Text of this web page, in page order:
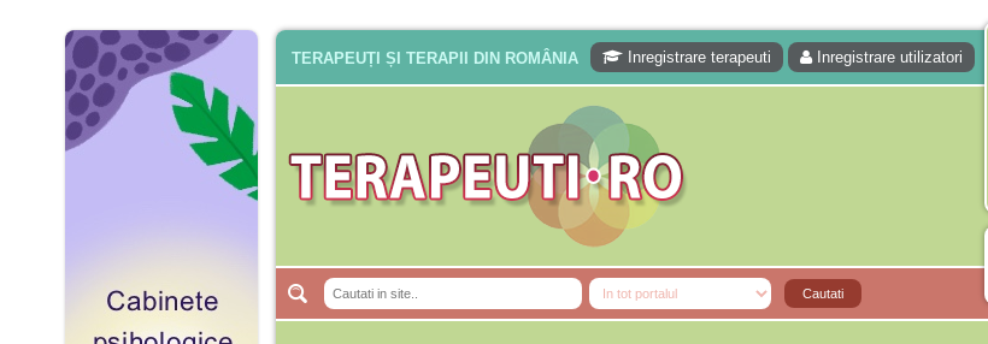
TERAPEUȚI ȘI TERAPII DIN ROMÂNIA Inregistrare terapeuti Inregistrare utilizatori